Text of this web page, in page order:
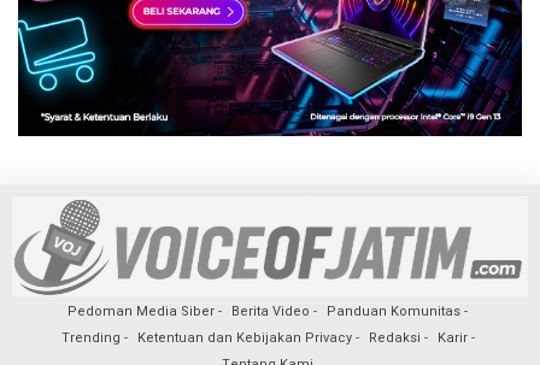
Pedoman Media Siber Berita Video
Panduan Komunitas
Trending
Ketentuan dan Kebijakan Privacy Redaksi
Karir